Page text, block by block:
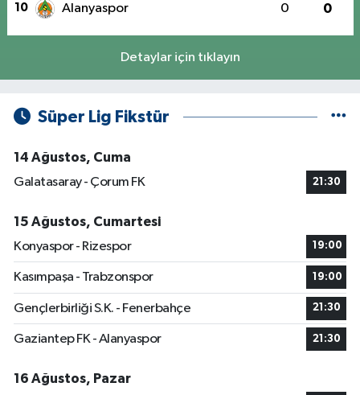
10 Alanyaspor 0 0
Detaylar için tıklayın
Süper Lig Fikstür
14 Ağustos, Cuma
Galatasaray - Çorum FK
21:30
15 Ağustos, Cumartesi
Konyaspor - Rizespor
19:00
Kasımpaşa - Trabzonspor 19:00
Gençlerbirliği S.K. - Fenerbahçe 21:30
Gaziantep FK - Alanyaspor 21:30
16 Ağustos, Pazar